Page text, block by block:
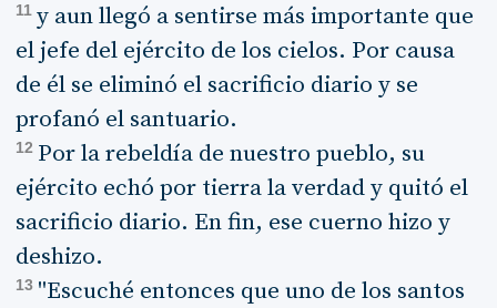
11 y aun llegó a sentirse más importante que
el jefe del ejército de los cielos. Por causa
de él se eliminó el sacrificio diario y se
profanó el santuario.
12 Por la rebeldía de nuestro pueblo, su
ejército echó por tierra la verdad y quitó el
sacrificio diario. En fin, ese cuerno hizo y
deshizo.
13 "Escuché entonces que uno de los santos